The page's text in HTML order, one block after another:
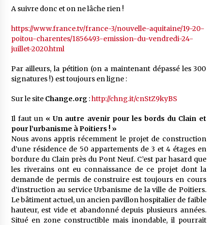
A suivre donc et on ne lâche rien !
https://www.france.tv/france-3/nouvelle-aquitaine/19-20-
poitou-charentes/1856493-emission-du-vendredi-24-
juillet-2020.html
Par ailleurs, la pétition (on a maintenant dépassé les 300
signatures !) est toujours en ligne :
Sur le site Change.org:http://chng.it/cnStZ9kyBS
Il faut un « Un autre avenir pour les bords du Clain et
pour l’urbanisme à Poitiers ! »
Nous avons appris récemment le projet de construction
d’une résidence de 50 appartements de 3 et 4 étages en
bordure du Clain près du Pont Neuf. C’est par hasard que
les riverains ont eu connaissance de ce projet dont la
demande de permis de construire est toujours en cours
d’instruction au service Urbanisme de la ville de Poitiers.
Le bâtiment actuel, un ancien pavillon hospitalier de faible
hauteur, est vide et abandonné depuis plusieurs années.
Situé en zone constructible mais inondable, il pourrait